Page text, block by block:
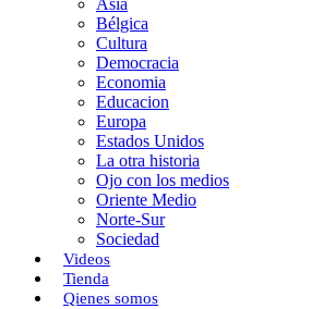
Asia
Bélgica
Cultura
Democracia
Economia
Educacion
Europa
Estados Unidos
La otra historia
Ojo con los medios
Oriente Medio
Norte-Sur
Sociedad
Videos
Tienda
Qienes somos